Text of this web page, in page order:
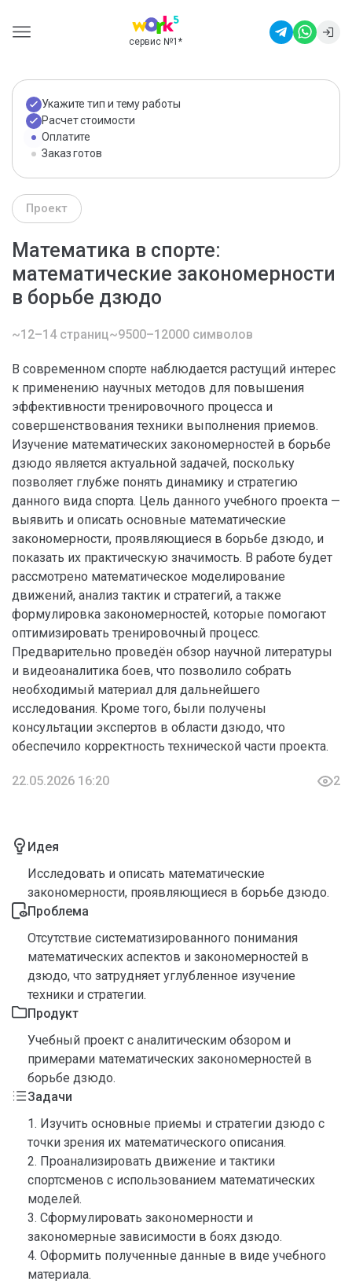
сервис №1 *
Укажите тип и тему работы
Расчет стоимости
Оплатите
Заказ готов
Проект
Математика в спорте:
математические закономерности
в борьбе дзюдо
~12–14 страниц~9500–12000 символов
В современном спорте наблюдается растущий интерес
к применению научных методов для повышения
эффективности тренировочного процесса и
совершенствования техники выполнения приемов.
Изучение математических закономерностей в борьбе
дзюдо является актуальной задачей, поскольку
позволяет глубже понять динамику и стратегию
данного вида спорта. Цель данного учебного проекта —
выявить и описать основные математические
закономерности, проявляющиеся в борьбе дзюдо, и
показать их практическую значимость. В работе будет
рассмотрено математическое моделирование
движений, анализ тактик и стратегий, а также
формулировка закономерностей, которые помогают
оптимизировать тренировочный процесс.
Предварительно проведён обзор научной литературы
и видеоаналитика боев, что позволило собрать
необходимый материал для дальнейшего
исследования. Кроме того, были получены
консультации экспертов в области дзюдо, что
обеспечило корректность технической части проекта.
22.05.2026 16:20 2
Идея
Исследовать и описать математические
закономерности, проявляющиеся в борьбе дзюдо.
Проблема
Отсутствие систематизированного понимания
математических аспектов и закономерностей в
дзюдо, что затрудняет углубленное изучение
техники и стратегии.
Продукт
Учебный проект с аналитическим обзором и
примерами математических закономерностей в
борьбе дзюдо.
Задачи
1. Изучить основные приемы и стратегии дзюдо с
точки зрения их математического описания.
2. Проанализировать движение и тактики
спортсменов с использованием математических
моделей.
3. Сформулировать закономерности и
закономерные зависимости в боях дзюдо.
4. Оформить полученные данные в виде учебного
материала.